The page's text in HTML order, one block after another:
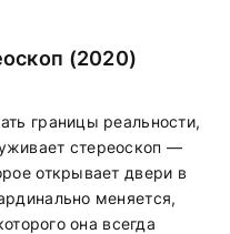
(2020)
границы реальности,
стереоскоп —
открывает двери в
меняется,
она всегда